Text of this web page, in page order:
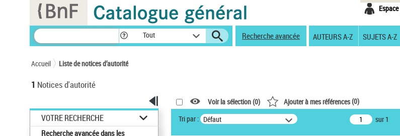
Tout Recherche avancée AUTEURS A-Z SUJETS A-Z
Accueil Liste de notices d’autorité
1 Notices d'autorité
VOTRE RECHERCHE
Recherche avancée dans les
Voir la sélection (0) Ajouter à mes références(0)
Tri par : Défaut sur 1
Panneau de gestion des cookies